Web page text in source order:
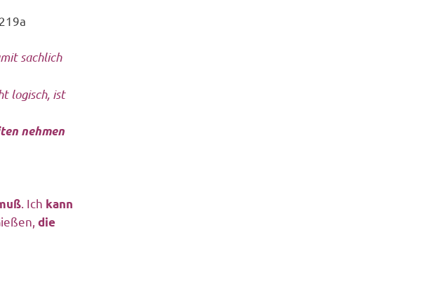
sachlich
logisch, ist
nehmen
. Ich kann
die